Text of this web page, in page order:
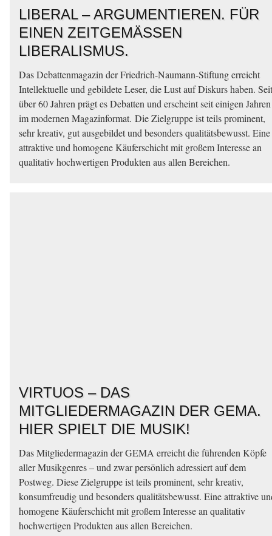
LIBERAL – ARGUMENTIEREN. FÜR
EINEN ZEITGEMÄSSEN L
IBERALISMUS.
Das Debattenmagazin der Friedrich-Naumann-Stiftung erreicht
Intellektuelle und gebildete Leser, die Lust auf Diskurs haben. Seit
über 60 Jahren prägt es Debatten und erscheint seit einigen Jahren
im modernen Magazinformat. Die Zielgruppe ist teils prominent,
sehr kreativ, gut ausgebildet und besonders qualitätsbewusst. Eine
attraktive und homogene Käuferschicht mit großem Interesse an
qualitativ hochwertigen Produkten aus allen Bereichen.
VIRTUOS – DAS
MITGLIEDERMAGAZIN DER GEMA.
HIER SPIELT DIE MUSIK!
Das Mitgliedermagazin der GEMA erreicht die führenden Köpfe
aller Musikgenres – und zwar persönlich adressiert auf dem
Postweg. Diese Zielgruppe ist teils prominent, sehr kreativ,
konsumfreudig und besonders qualitätsbewusst. Eine attraktive
homogene Käuferschicht mit großem Interesse an qualitativ
hochwertigen Produkten aus allen Bereichen.